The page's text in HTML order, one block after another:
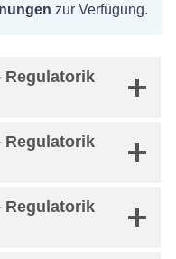
zur Verfügung.
Regulatorik
Regulatorik
Regulatorik